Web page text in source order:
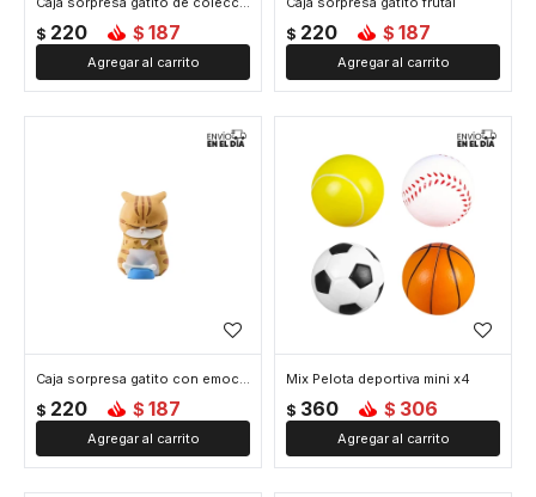
$ 220 $ 187 $ 220 $ 187
Caja sorpresa gatito con emociones
$ 220 $ 187
Mix Pelota deportiva mini x4
$ 360 $ 306